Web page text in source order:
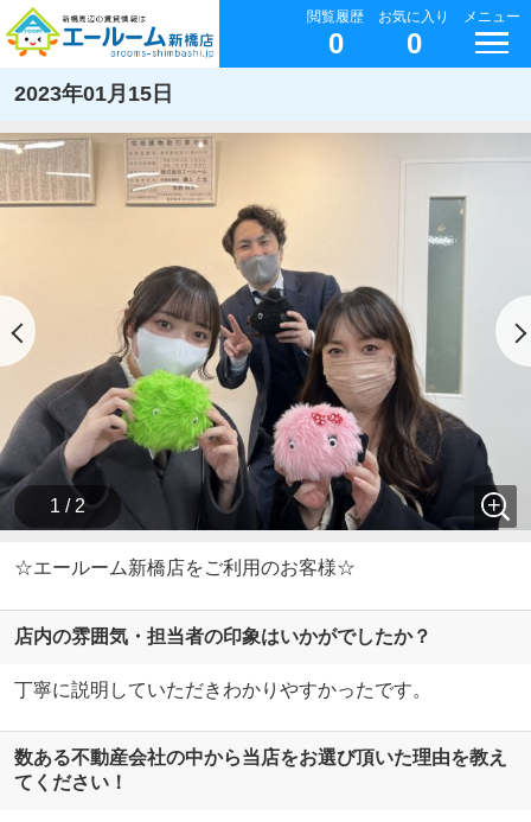
閲覧履歴
0
お気に入り
0
メニュー
2023年01月15日
1 / 2
☆エールーム新橋店をご利用のお客様☆
店内の雰囲気・担当者の印象はいかがでしたか？
丁寧に説明していただきわかりやすかったです。
数ある不動産会社の中から当店をお選び頂いた理由を教え
てください！